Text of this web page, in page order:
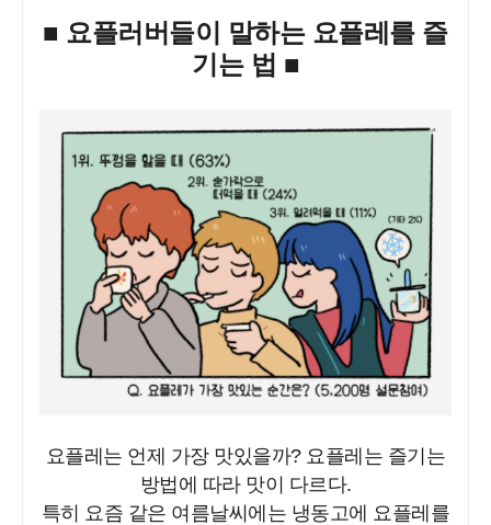
■ 요플러버들이 말하는 요플레를 즐
기는 법 ■
요플레는 언제 가장 맛있을까? 요플레는 즐기는
방법에 따라 맛이 다르다.
특히 요즘 같은 여름날씨에는 냉동고에 요플레를